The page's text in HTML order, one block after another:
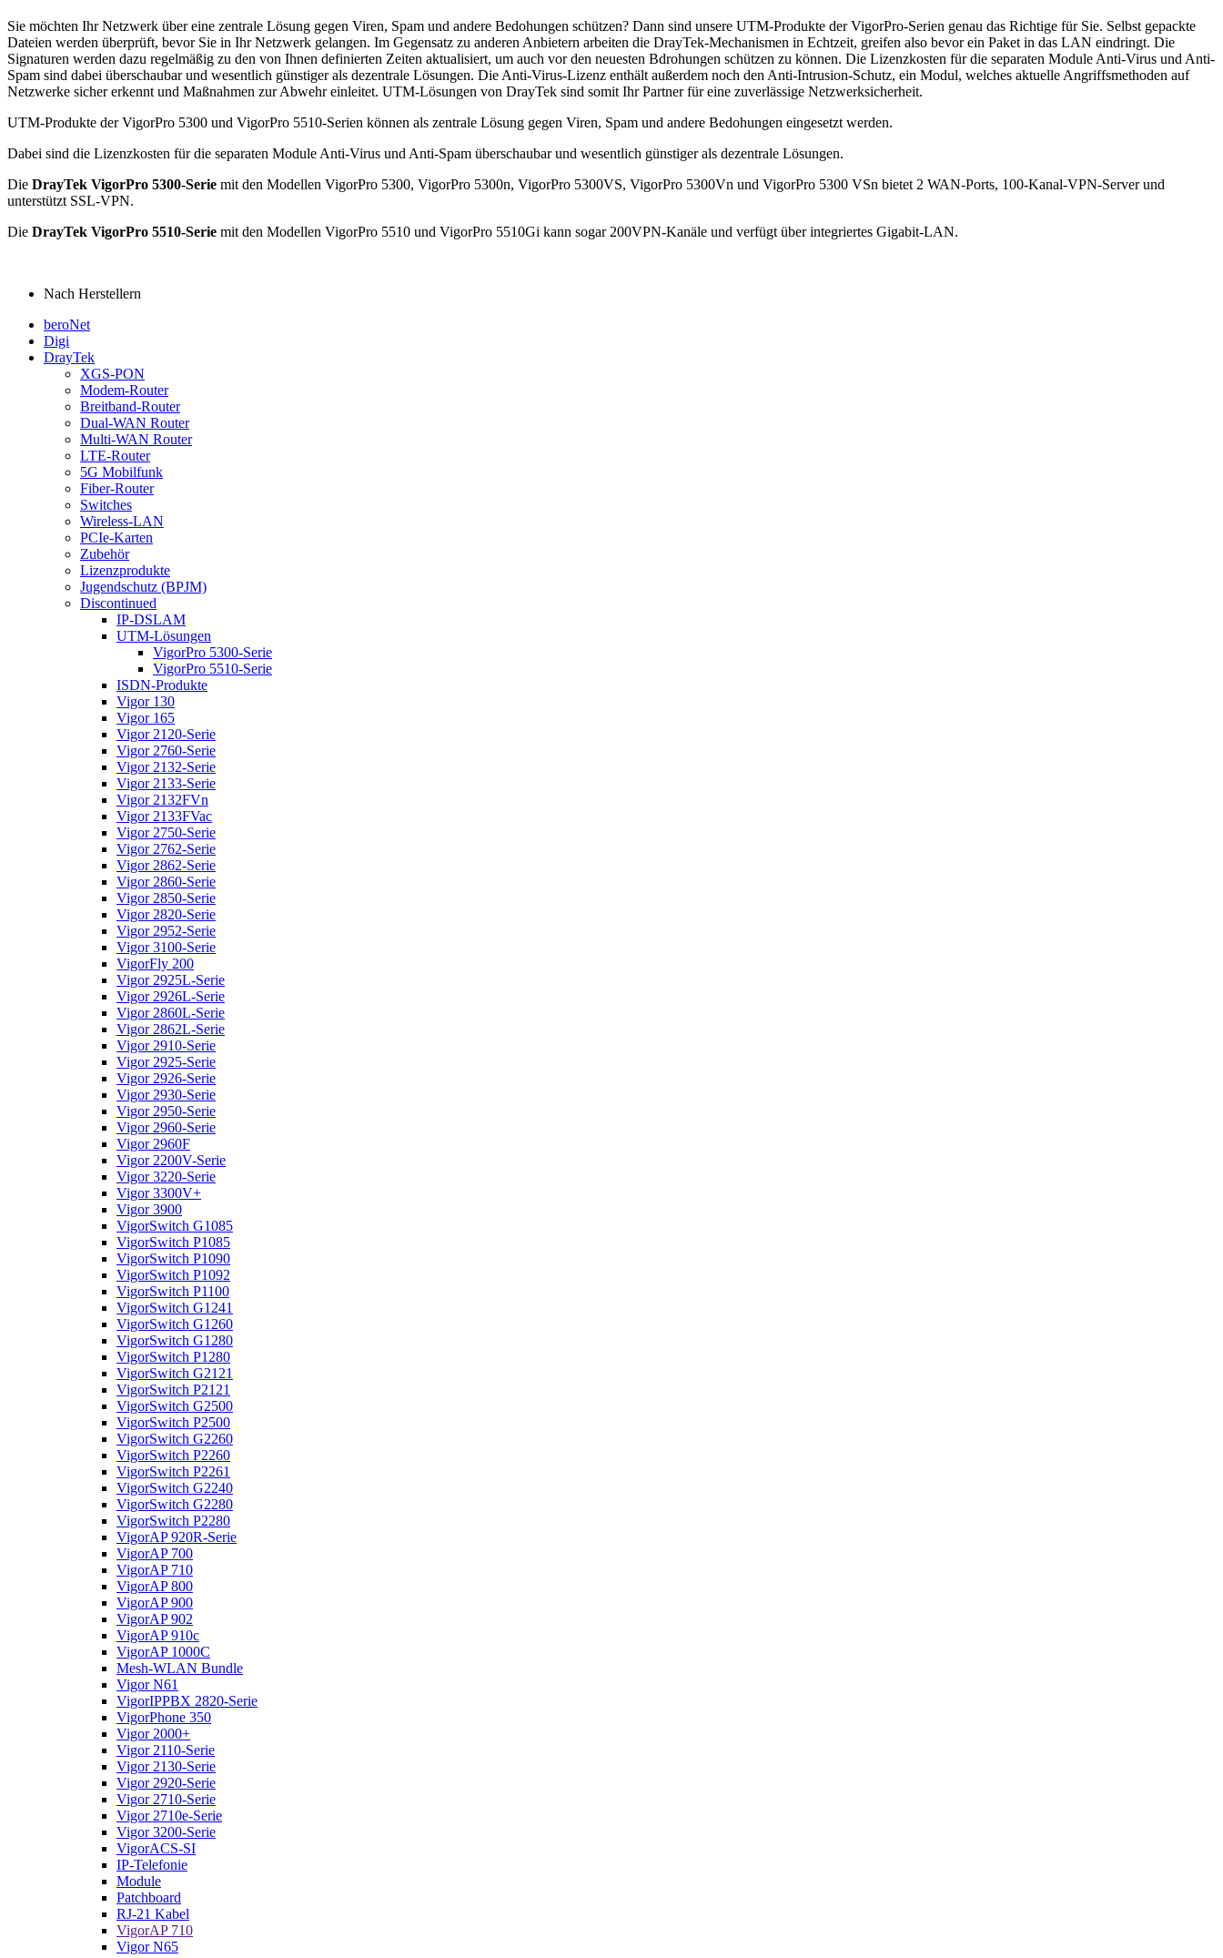
Sie möchten Ihr Netzwerk über eine zentrale Lösung gegen Viren, Spam und andere Bedohungen schützen? Dann sind unsere UTM-Produkte der VigorPro-Serien genau das Richtige für Sie. Selbst gepackte
Dateien werden überprüft, bevor Sie in Ihr Netzwerk gelangen. Im Gegensatz zu anderen Anbietern arbeiten die DrayTek-Mechanismen in Echtzeit, greifen also bevor ein Paket in das LAN eindringt. Die
Signaturen werden dazu regelmäßig zu den von Ihnen definierten Zeiten aktualisiert, um auch vor den neuesten Bdrohungen schützen zu können. Die Lizenzkosten für die separaten Module Anti-Virus und Anti-
Spam sind dabei überschaubar und wesentlich günstiger als dezentrale Lösungen. Die Anti-Virus-Lizenz enthält außerdem noch den Anti-Intrusion-Schutz, ein Modul, welches aktuelle Angriffsmethoden auf
Netzwerke sicher erkennt und Maßnahmen zur Abwehr einleitet. UTM-Lösungen von DrayTek sind somit Ihr Partner für eine zuverlässige Netzwerksicherheit.
UTM-Produkte der VigorPro 5300 und VigorPro 5510-Serien können als zentrale Lösung gegen Viren, Spam und andere Bedohungen eingesetzt werden.
Dabei sind die Lizenzkosten für die separaten Module Anti-Virus und Anti-Spam überschaubar und wesentlich günstiger als dezentrale Lösungen.
Die DrayTek VigorPro 5300-Serie mit den Modellen VigorPro 5300, VigorPro 5300n, VigorPro 5300VS, VigorPro 5300Vn und VigorPro 5300 VSn bietet 2 WAN-Ports, 100-Kanal-VPN-Server und
unterstützt SSL-VPN.
Die DrayTek VigorPro 5510-Serie mit den Modellen VigorPro 5510 und VigorPro 5510Gi kann sogar 200VPN-Kanäle und verfügt über integriertes Gigabit-LAN.
Nach Herstellern
beroNet
Digi
DrayTek
XGS-PON
Modem-Router
Breitband-Router
Dual-WAN Router
Multi-WAN Router
LTE-Router
5G Mobilfunk
Fiber-Router
Switches
Wireless-LAN
PCIe-Karten
Zubehör
Lizenzprodukte
Jugendschutz (BPJM)
Discontinued
IP-DSLAM
UTM-Lösungen
VigorPro 5300-Serie
VigorPro 5510-Serie
ISDN-Produkte
Vigor 130
Vigor 165
Vigor 2120-Serie
Vigor 2760-Serie
Vigor 2132-Serie
Vigor 2133-Serie
Vigor 2132FVn
Vigor 2133FVac
Vigor 2750-Serie
Vigor 2762-Serie
Vigor 2862-Serie
Vigor 2860-Serie
Vigor 2850-Serie
Vigor 2820-Serie
Vigor 2952-Serie
Vigor 3100-Serie
VigorFly 200
Vigor 2925L-Serie
Vigor 2926L-Serie
Vigor 2860L-Serie
Vigor 2862L-Serie
Vigor 2910-Serie
Vigor 2925-Serie
Vigor 2926-Serie
Vigor 2930-Serie
Vigor 2950-Serie
Vigor 2960-Serie
Vigor 2960F
Vigor 2200V-Serie
Vigor 3220-Serie
Vigor 3300V+
Vigor 3900
VigorSwitch G1085
VigorSwitch P1085
VigorSwitch P1090
VigorSwitch P1092
VigorSwitch P1100
VigorSwitch G1241
VigorSwitch G1260
VigorSwitch G1280
VigorSwitch P1280
VigorSwitch G2121
VigorSwitch P2121
VigorSwitch G2500
VigorSwitch P2500
VigorSwitch G2260
VigorSwitch P2260
VigorSwitch P2261
VigorSwitch G2240
VigorSwitch G2280
VigorSwitch P2280
VigorAP 920R-Serie
VigorAP 700
VigorAP 710
VigorAP 800
VigorAP 900
VigorAP 902
VigorAP 910c
VigorAP 1000C
Mesh-WLAN Bundle
Vigor N61
VigorIPPBX 2820-Serie
VigorPhone 350
Vigor 2000+
Vigor 2110-Serie
Vigor 2130-Serie
Vigor 2920-Serie
Vigor 2710-Serie
Vigor 2710e-Serie
Vigor 3200-Serie
VigorACS-SI
IP-Telefonie
Module
Patchboard
RJ-21 Kabel
VigorAP 710
Vigor N65